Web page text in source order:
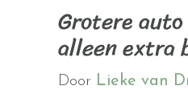
Grotere
alleen extra
Door Lieke van